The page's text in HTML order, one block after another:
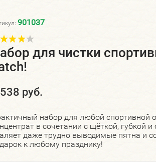
901037
для чистки
руб.
набор для любой спортивной
в сочетании с щёткой, губкой
даже трудно выводимые пятна и
к любому празднику!